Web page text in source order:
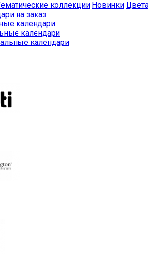
коллекции Новинки Цвета
на заказ
календари
календари
календари